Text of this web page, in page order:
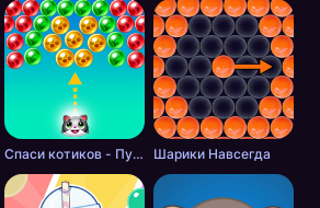
Спаси котиков - Пузырьковый Шутер Шарики Навсегда